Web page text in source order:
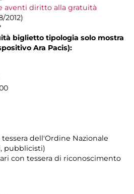
aventi diritto alla gratuità
2012)
biglietto tipologia solo mostra
Ara Pacis):
dell'Ordine Nazionale
pubblicisti)
con tessera di riconoscimento